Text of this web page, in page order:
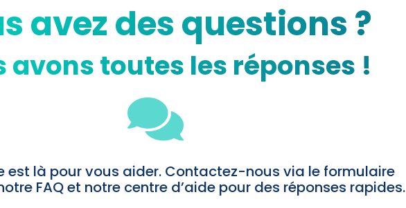
avez des questions ?
avons toutes les réponses !

est là pour vous aider. Contactez-nous via le formulaire
FAQ et notre centre d’aide pour des réponses rapides.